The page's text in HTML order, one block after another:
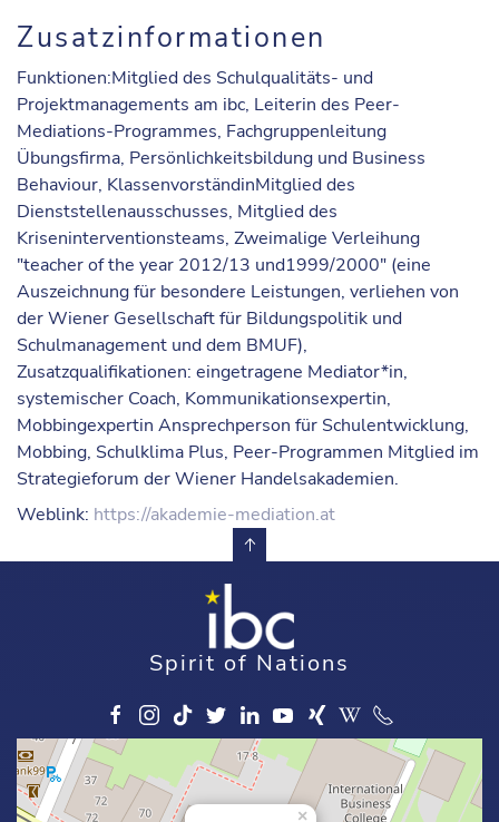
Zusatzinformationen
Funktionen:Mitglied des Schulqualitäts- und
Projektmanagements am ibc, Leiterin des Peer-
Mediations-Programmes, Fachgruppenleitung
Übungsfirma, Persönlichkeitsbildung und Business
Behaviour, KlassenvorständinMitglied des
Dienststellenausschusses, Mitglied des
Kriseninterventionsteams, Zweimalige Verleihung
"teacher of the year 2012/13 und1999/2000" (eine
Auszeichnung für besondere Leistungen, verliehen von
der Wiener Gesellschaft für Bildungspolitik und
Schulmanagement und dem BMUF),
Zusatzqualifikationen: eingetragene Mediator*in,
systemischer Coach, Kommunikationsexpertin,
Mobbingexpertin Ansprechperson für Schulentwicklung,
Mobbing, Schulklima Plus, Peer-Programmen Mitglied im
Strategieforum der Wiener Handelsakademien.
Weblink: https://akademie-mediation.at
Spirit of Nations
×